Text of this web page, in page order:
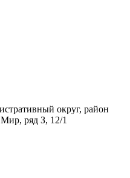
округ, район
ряд З, 12/1